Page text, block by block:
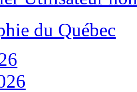
du Québec